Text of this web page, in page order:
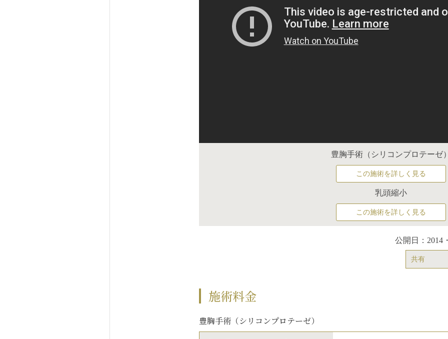
豊胸手術（シリコンプロテーゼ
この施術を詳しく見る
乳頭縮小
この施術を詳しく見る
公開日：2014
共有
施術料金
豊胸手術（シリコンプロテーゼ）